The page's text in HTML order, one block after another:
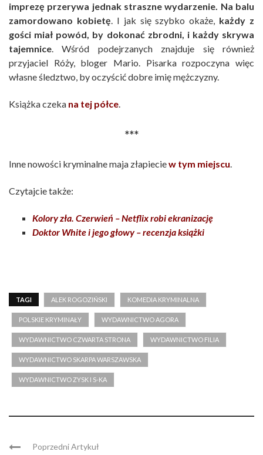
imprezę przerywa jednak straszne wydarzenie. Na balu
zamordowano kobietę. I jak się szybko okaże, każdy z
gości miał powód, by dokonać zbrodni, i każdy skrywa
tajemnice. Wśród podejrzanych znajduje się również
przyjaciel Róży, bloger Mario. Pisarka rozpoczyna więc
własne śledztwo, by oczyścić dobre imię mężczyzny.
Książka czeka na tej półce.
***
Inne nowości kryminalne maja złapieciew tym miejscu.
Czytajcie także:
Kolory zła. Czerwień – Netflix robi ekranizację
Doktor White i jego głowy – recenzja książki
TAGI ALEK ROGOZIŃSKI KOMEDIA KRYMINALNA
POLSKIE KRYMINAŁY WYDAWNICTWO AGORA
WYDAWNICTWO CZWARTA STRONA WYDAWNICTWO FILIA
WYDAWNICTWO SKARPA WARSZAWSKA
WYDAWNICTWO ZYSK I S-KA
Poprzedni Artykuł